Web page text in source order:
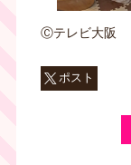
Ⓒテレビ大阪
ポスト